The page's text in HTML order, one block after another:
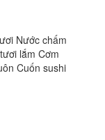
Nước chấm
lắm Cơm
Cuốn sushi